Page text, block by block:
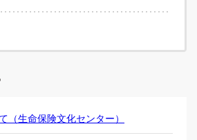
（生命保険文化センター）